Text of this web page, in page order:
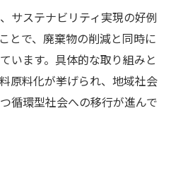
サステナビリティ実現の好例
とで、廃棄物の削減と同時に
います。具体的な取り組みと
原料化が挙げられ、地域社会
循環型社会への移行が進んで